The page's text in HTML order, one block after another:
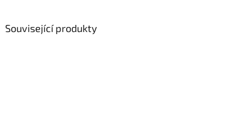
Související produkty